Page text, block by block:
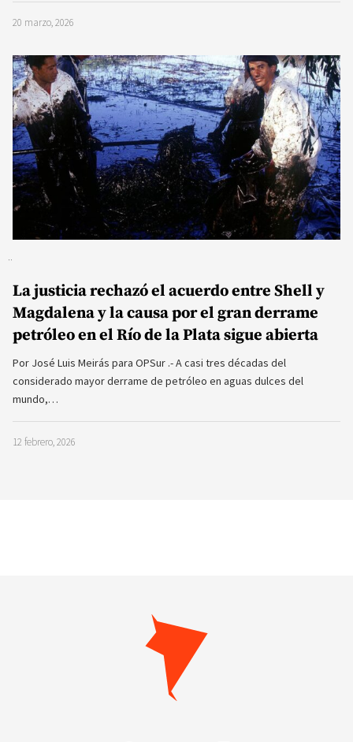
20 marzo, 2026
La justicia rechazó el acuerdo entre Shell y
Magdalena y la causa por el gran derrame
petróleo en el Río de la Plata sigue abierta
Por José Luis Meirás para OPSur .- A casi tres décadas del
considerado mayor derrame de petróleo en aguas dulces del
mundo,…
12 febrero, 2026